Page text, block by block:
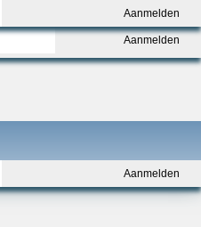
Aanmelden
Aanmelden
Aanmelden